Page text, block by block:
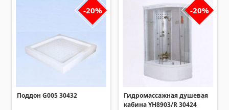
Входные двери(1)
Межкомнатные двери
Зонты и качели
-20%
Поддон G005 30432
-20%
Гидромассажная душевая
кабина YH8903/R 30424